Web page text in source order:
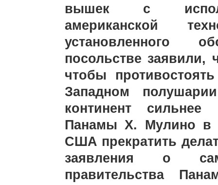
вышек с
американской
установленного
посольстве
чтобы
Западном
континент сильнее
Панамы Х. Мулино в
США прекратить
заявления о
правительства